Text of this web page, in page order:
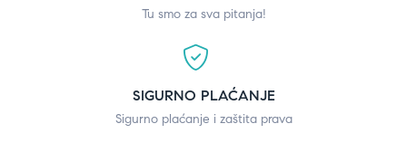
Tu smo za sva pitanja!
SIGURNO PLAĆANJE
Sigurno plaćanje i zaštita prava